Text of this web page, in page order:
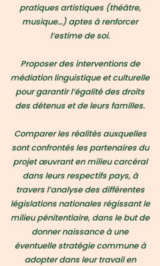
pratiques artistiques (théâtre,
musique…) aptes à renforcer
l’estime de soi.
Proposer des interventions de
médiation linguistique et culturelle
pour garantir l’égalité des droits
des détenus et de leurs familles.
Comparer les réalités auxquelles
sont confrontés les partenaires du
projet œuvrant en milieu carcéral
dans leurs respectifs pays, à
travers l’analyse des différentes
législations nationales régissant le
milieu pénitentiaire, dans le but de
donner naissance à une
éventuelle stratégie commune à
adopter dans leur travail en